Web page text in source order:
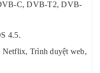
C, DVB-T2, DVB-
4.5.
Netflix, Trình duyệt web,